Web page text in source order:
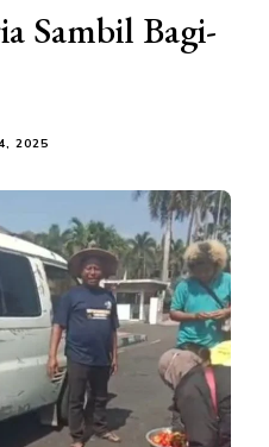
Sambil Bagi-
2025